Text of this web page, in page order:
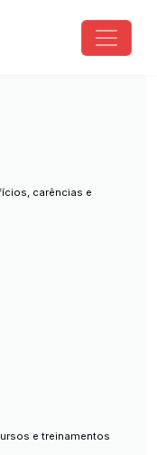
carências e
e treinamentos